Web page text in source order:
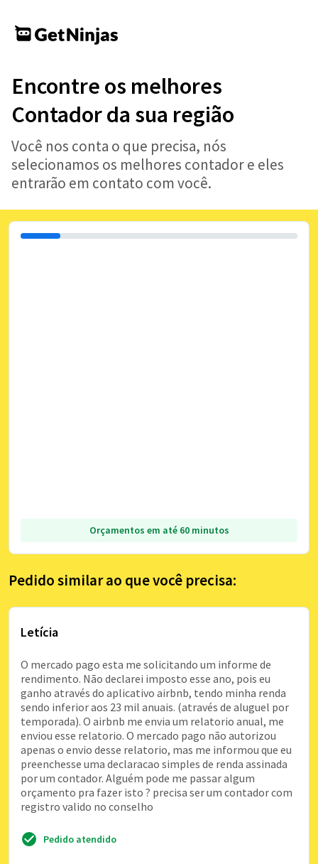
Encontre os melhores
Contador da sua região
Você nos conta o que precisa, nós
selecionamos os melhores contador e eles
entrarão em contato com você.
Orçamentos em até 60 minutos
Pedido similar ao que você precisa:
Letícia
O mercado pago esta me solicitando um informe de
rendimento. Não declarei imposto esse ano, pois eu
ganho através do aplicativo airbnb, tendo minha renda
sendo inferior aos 23 mil anuais. (através de aluguel por
temporada). O airbnb me envia um relatorio anual, me
enviou esse relatorio. O mercado pago não autorizou
apenas o envio desse relatorio, mas me informou que eu
preenchesse uma declaracao simples de renda assinada
por um contador. Alguém pode me passar algum
orçamento pra fazer isto ? precisa ser um contador com
registro valido no conselho
Pedido atendido